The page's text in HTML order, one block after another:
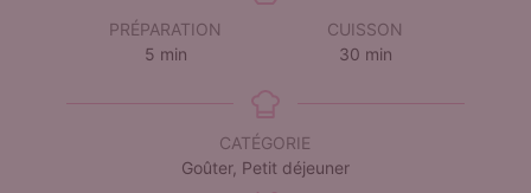
PRÉPARATION
5minutes
min
CUISSON
30minutes
min
CATÉGORIE
Goûter, Petit déjeuner